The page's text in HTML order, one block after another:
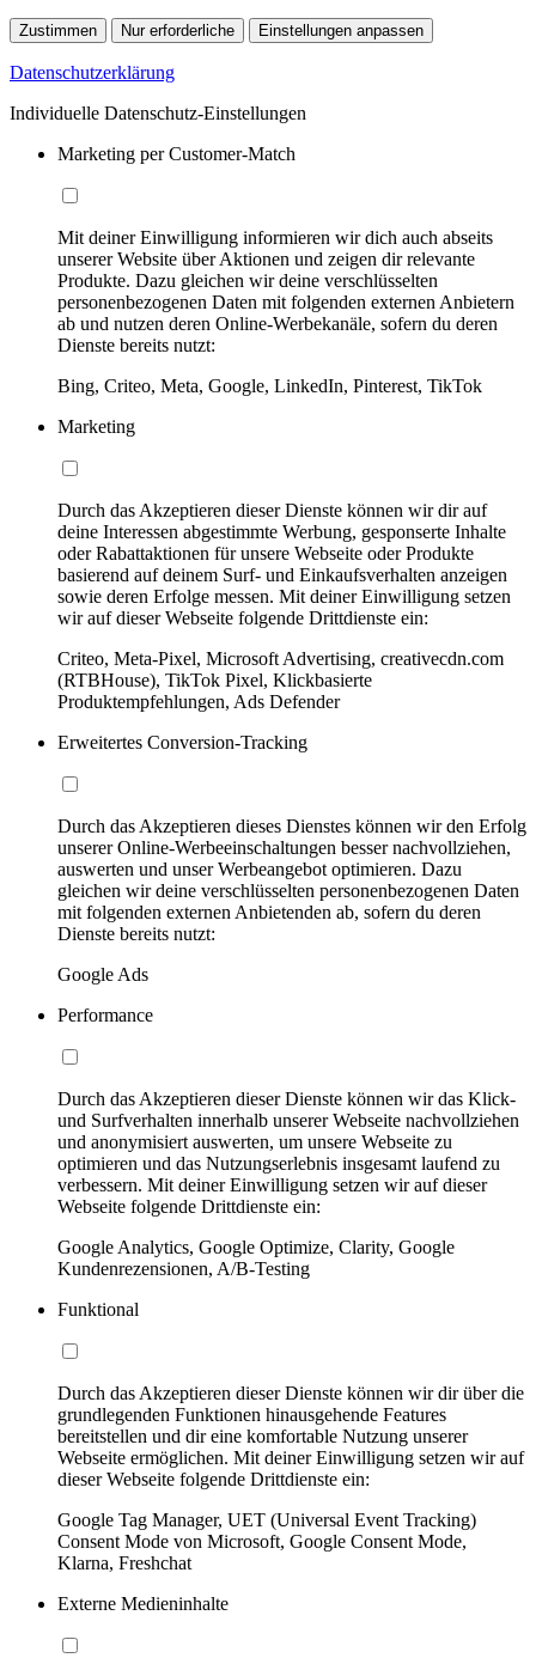
Zustimmen Nur erforderliche Einstellungen anpassen
Datenschutzerklärung
Individuelle Datenschutz-Einstellungen
Marketing per Customer-Match
Mit deiner Einwilligung informieren wir dich auch abseits
unserer Website über Aktionen und zeigen dir relevante
Produkte. Dazu gleichen wir deine verschlüsselten
personenbezogenen Daten mit folgenden externen Anbietern
ab und nutzen deren Online-Werbekanäle, sofern du deren
Dienste bereits nutzt:
Bing, Criteo, Meta, Google, LinkedIn, Pinterest, TikTok
Marketing
Durch das Akzeptieren dieser Dienste können wir dir auf
deine Interessen abgestimmte Werbung, gesponserte Inhalte
oder Rabattaktionen für unsere Webseite oder Produkte
basierend auf deinem Surf- und Einkaufsverhalten anzeigen
sowie deren Erfolge messen. Mit deiner Einwilligung setzen
wir auf dieser Webseite folgende Drittdienste ein:
Criteo, Meta-Pixel, Microsoft Advertising, creativecdn.com
(RTBHouse), TikTok Pixel, Klickbasierte
Produktempfehlungen, Ads Defender
Erweitertes Conversion-Tracking
Durch das Akzeptieren dieses Dienstes können wir den Erfolg
unserer Online-Werbeeinschaltungen besser nachvollziehen,
auswerten und unser Werbeangebot optimieren. Dazu
gleichen wir deine verschlüsselten personenbezogenen Daten
mit folgenden externen Anbietenden ab, sofern du deren
Dienste bereits nutzt:
Google Ads
Performance
Durch das Akzeptieren dieser Dienste können wir das Klick-
und Surfverhalten innerhalb unserer Webseite nachvollziehen
und anonymisiert auswerten, um unsere Webseite zu
optimieren und das Nutzungserlebnis insgesamt laufend zu
verbessern. Mit deiner Einwilligung setzen wir auf dieser
Webseite folgende Drittdienste ein:
Google Analytics, Google Optimize, Clarity, Google
Kundenrezensionen, A/B-Testing
Funktional
Durch das Akzeptieren dieser Dienste können wir dir über die
grundlegenden Funktionen hinausgehende Features
bereitstellen und dir eine komfortable Nutzung unserer
Webseite ermöglichen. Mit deiner Einwilligung setzen wir auf
dieser Webseite folgende Drittdienste ein:
Google Tag Manager, UET (Universal Event Tracking)
Consent Mode von Microsoft, Google Consent Mode,
Klarna, Freshchat
Externe Medieninhalte